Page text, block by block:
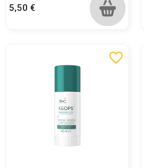
Prix
5,50 €
favorite_border